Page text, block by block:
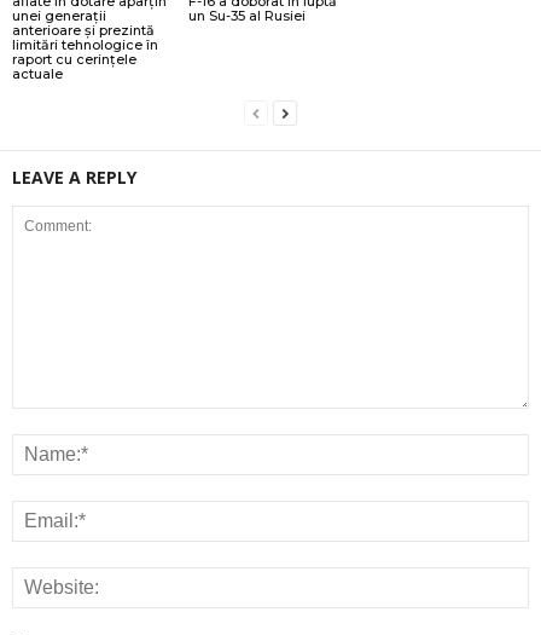
unei generații
anterioare și prezintă
limitări tehnologice în
raport cu cerințele
actuale
un Su-35 al Rusiei
LEAVE A REPLY